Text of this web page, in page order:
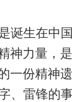
诞生在中
神力量，
一份精神遗
、雷锋的